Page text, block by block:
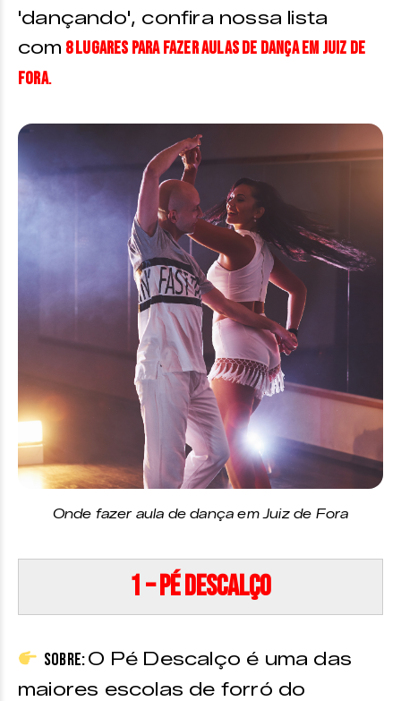
'dançando', confira nossa lista
com 8 lugares para fazer aulas de dança em Juiz de
Fora.
Onde fazer aula de dança em Juiz de Fora
1 – Pé Descalço
Sobre:O Pé Descalço é uma das
maiores escolas de forró do